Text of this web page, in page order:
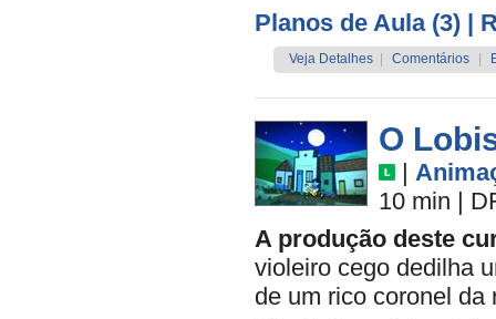
Planos de Aula (3) |
Veja Detalhes Comentários
O
|
10 min |
A produção deste
violeiro cego dedilha
de um rico coronel da